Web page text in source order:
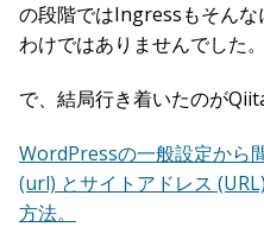
の段階ではIngressもそん
わけではありませんでした。
で、結局行き着いたのが
WordPressの一般設定から
(url) とサイトアドレス
方法。